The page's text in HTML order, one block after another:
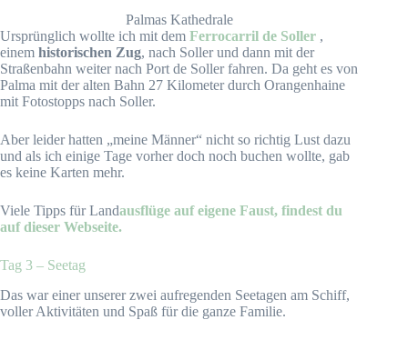
Palmas Kathedrale
Ursprünglich wollte ich mit dem Ferrocarril de Soller ,
einem historischen Zug, nach Soller und dann mit der
Straßenbahn weiter nach Port de Soller fahren. Da geht es von
Palma mit der alten Bahn 27 Kilometer durch Orangenhaine
mit Fotostopps nach Soller.
Aber leider hatten „meine Männer“ nicht so richtig Lust dazu
und als ich einige Tage vorher doch noch buchen wollte, gab
es keine Karten mehr.
Viele Tipps für Landausflüge auf eigene Faust, findest du
auf dieser Webseite.
Tag 3 – Seetag
Das war einer unserer zwei aufregenden Seetagen am Schiff,
voller Aktivitäten und Spaß für die ganze Familie.